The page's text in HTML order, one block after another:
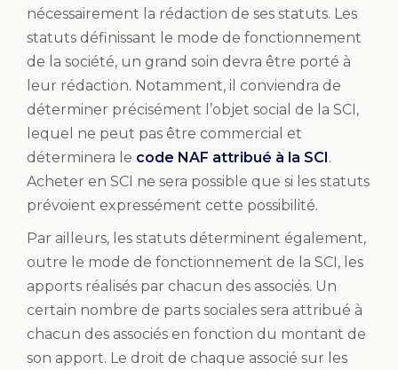
nécessairement la rédaction de ses statuts. Les
statuts définissant le mode de fonctionnement
de la société, un grand soin devra être porté à
leur rédaction. Notamment, il conviendra de
déterminer précisément l’objet social de la SCI,
lequel ne peut pas être commercial et
déterminera le code NAF attribué à la SCI.
Acheter en SCI ne sera possible que si les statuts
prévoient expressément cette possibilité.
Par ailleurs, les statuts déterminent également,
outre le mode de fonctionnement de la SCI, les
apports réalisés par chacun des associés. Un
certain nombre de parts sociales sera attribué à
chacun des associés en fonction du montant de
son apport. Le droit de chaque associé sur les